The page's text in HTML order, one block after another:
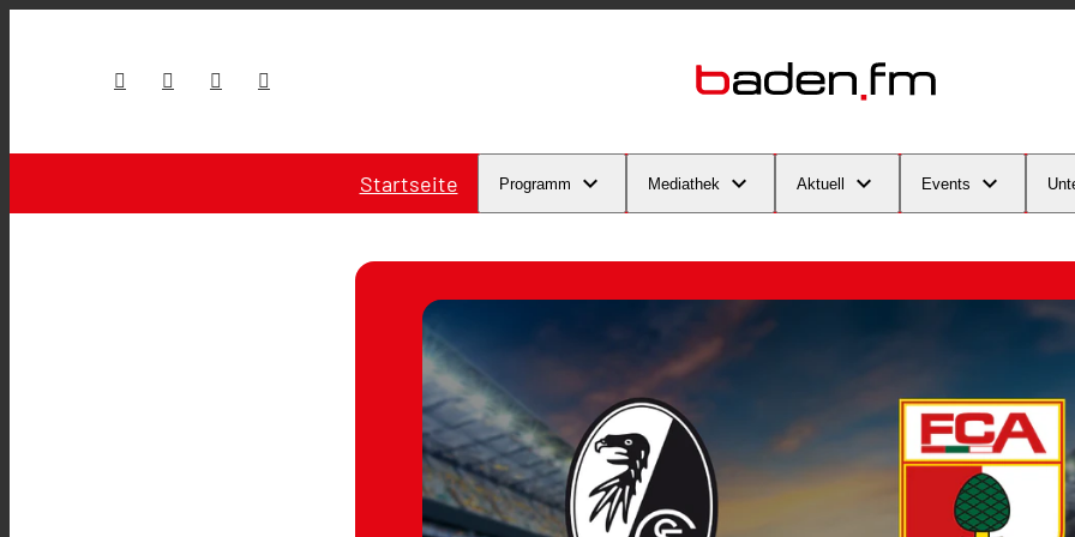
Startseite Programm Mediathek Aktuell Events